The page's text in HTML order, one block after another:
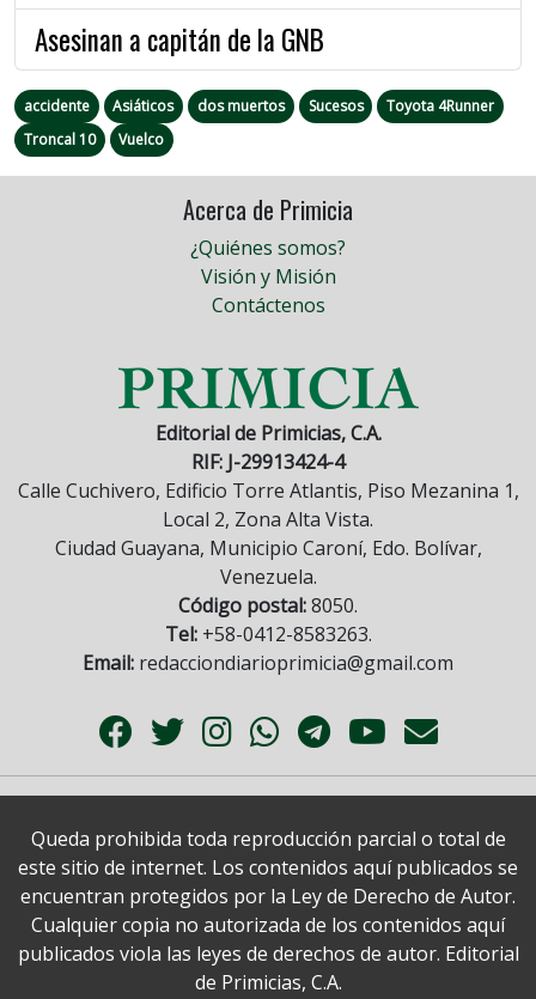
Asesinan a capitán de la GNB
accidente Asiáticos dos muertos Sucesos
Toyota 4Runner
Troncal 10
Vuelco
Acerca de Primicia
¿Quiénes somos?
Visión y Misión
Contáctenos
Editorial de Primicias, C.A.
RIF: J-29913424-4
Calle Cuchivero, Edificio Torre Atlantis, Piso Mezanina 1,
Local 2, Zona Alta Vista.
Ciudad Guayana, Municipio Caroní, Edo. Bolívar,
Venezuela.
Código postal:8050.
Tel:+58-0412-8583263.
Email: redacciondiarioprimicia@gmail.com
Queda prohibida toda reproducción parcial o total de
este sitio de internet. Los contenidos aquí publicados se
encuentran protegidos por la Ley de Derecho de Autor.
Cualquier copia no autorizada de los contenidos aquí
publicados viola las leyes de derechos de autor. Editorial
de Primicias, C.A.